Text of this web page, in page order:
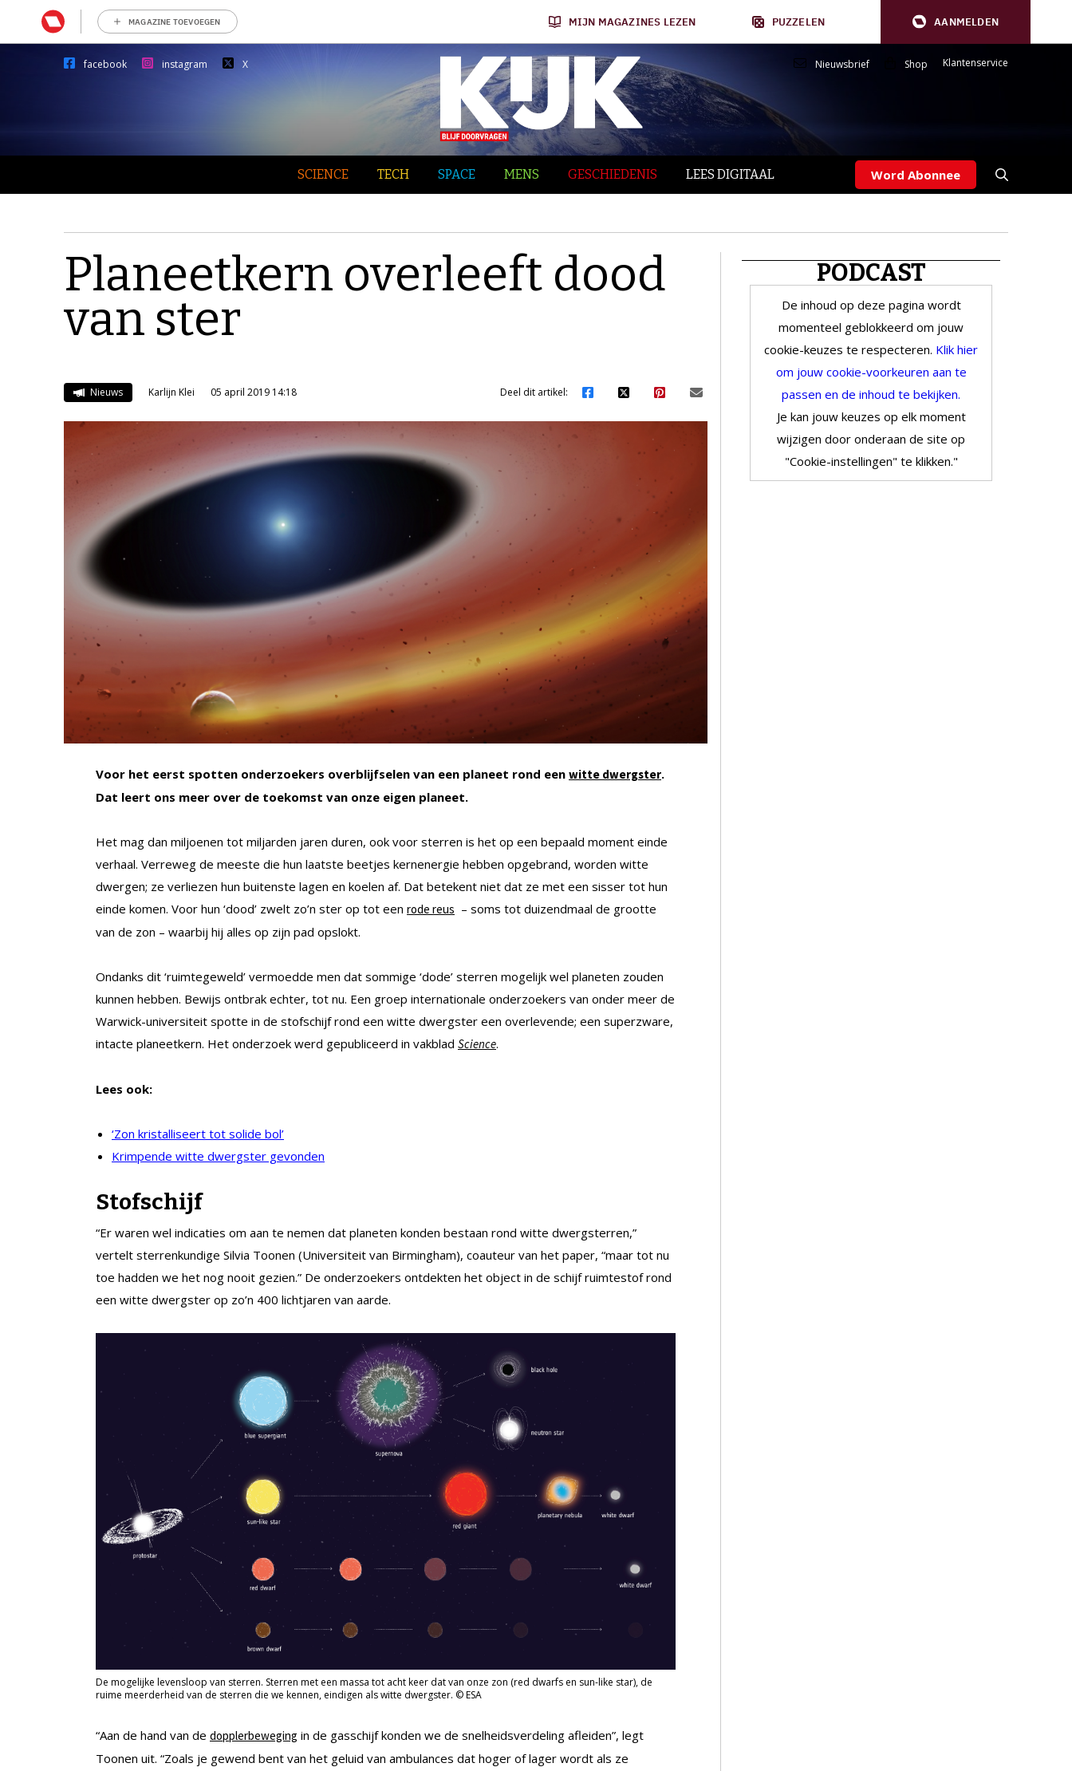
MAGAZINE TOEVOEGEN MIJN MAGAZINES LEZEN PUZZELEN AANMELDEN
facebook instagram X Nieuwsbrief Shop Klantenservice
SCIENCE TECH SPACE MENS GESCHIEDENIS LEES DIGITAAL Word Abonnee
Planeetkern overleeft dood
van ster
Nieuws Karlijn Klei 05 april 2019 14:18 Deel dit artikel:
Voor het eerst spotten onderzoekers overblijfselen van een planeet rond een witte dwergster.
Dat leert ons meer over de toekomst van onze eigen planeet.
Het mag dan miljoenen tot miljarden jaren duren, ook voor sterren is het op een bepaald moment einde
verhaal. Verreweg de meeste die hun laatste beetjes kernenergie hebben opgebrand, worden witte
dwergen; ze verliezen hun buitenste lagen en koelen af. Dat betekent niet dat ze met een sisser tot hun
einde komen. Voor hun ‘dood’ zwelt zo’n ster op tot een rode reus – soms tot duizendmaal de grootte
van de zon – waarbij hij alles op zijn pad opslokt.
Ondanks dit ‘ruimtegeweld’ vermoedde men dat sommige ‘dode’ sterren mogelijk wel planeten zouden
kunnen hebben. Bewijs ontbrak echter, tot nu. Een groep internationale onderzoekers van onder meer de
Warwick-universiteit spotte in de stofschijf rond een witte dwergster een overlevende; een superzware,
intacte planeetkern. Het onderzoek werd gepubliceerd in vakblad Science.
Lees ook:
‘Zon kristalliseert tot solide bol’
Krimpende witte dwergster gevonden
Stofschijf
“Er waren wel indicaties om aan te nemen dat planeten konden bestaan rond witte dwergsterren,”
vertelt sterrenkundige Silvia Toonen (Universiteit van Birmingham), coauteur van het paper, “maar tot nu
toe hadden we het nog nooit gezien.” De onderzoekers ontdekten het object in de schijf ruimtestof rond
een witte dwergster op zo’n 400 lichtjaren van aarde.
De mogelijke levensloop van sterren. Sterren met een massa tot acht keer dat van onze zon (red dwarfs en sun-like star), de
ruime meerderheid van de sterren die we kennen, eindigen als witte dwergster. © ESA
“Aan de hand van de dopplerbeweging in de gasschijf konden we de snelheidsverdeling afleiden”, legt
Toonen uit. “Zoals je gewend bent van het geluid van ambulances dat hoger of lager wordt als ze
PODCAST
De inhoud op deze pagina wordt
momenteel geblokkeerd om jouw
cookie-keuzes te respecteren. Klik hier
om jouw cookie-voorkeuren aan te
passen en de inhoud te bekijken.
Je kan jouw keuzes op elk moment
wijzigen door onderaan de site op
"Cookie-instellingen" te klikken."